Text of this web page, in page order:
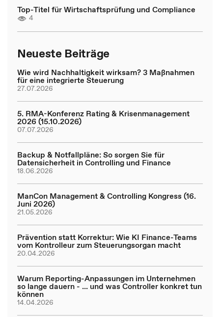
Top-Titel für Wirtschaftsprüfung und Compliance
4
Neueste Beiträge
Wie wird Nachhaltigkeit wirksam? 3 Maßnahmen
für eine integrierte Steuerung
27.07.2026
5. RMA-Konferenz Rating & Krisenmanagement
2026 (15.10.2026)
07.07.2026
Backup & Notfallpläne: So sorgen Sie für
Datensicherheit in Controlling und Finance
18.06.2026
ManCon Management & Controlling Kongress (16.
Juni 2026)
21.05.2026
Prävention statt Korrektur: Wie KI Finance-Teams
vom Kontrolleur zum Steuerungsorgan macht
20.04.2026
Warum Reporting-Anpassungen im Unternehmen
so lange dauern - ... und was Controller konkret tun
können
14.04.2026